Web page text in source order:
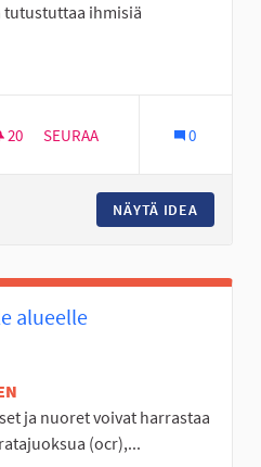
ihmisiä
Eteläinen Seinäjoki
20 20 SEURAAJAA
SEURAA 0
NÄYTÄ IDEA
alueelle
ja nuoret voivat harrastaa
(ocr),...